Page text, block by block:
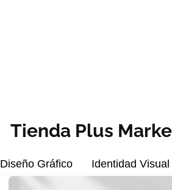
Tienda Plus
Diseño Gráfico Identidad Visual